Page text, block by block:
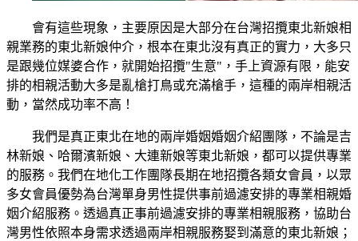
會有這些現象，主要原因是大部分在台灣招攬東北新娘相
親業務的東北新娘仲介，根本在東北沒有真正的實力，大多只
是跟幾位媒婆合作，就開始招攬"生意"，手上資源有限，能安
排的相親活動大多是亂槍打鳥或充滿槍手，這種的兩岸相親活
動，當然成功率不高！
我們是真正東北在地的兩岸婚姻婚姻介紹團隊，不論是吉
林新娘、哈爾濱新娘、大連新娘等東北新娘，都可以提供專業
的服務。我們在地化工作團隊長期在地招攬各類女會員，以眾
多女會員優勢為台灣單身男性提供事前過濾安排的專業相親婚
姻介紹服務。透過真正事前過濾安排的專業相親服務，協助台
灣男性依照本身需求透過兩岸相親服務娶到滿意的東北新娘；